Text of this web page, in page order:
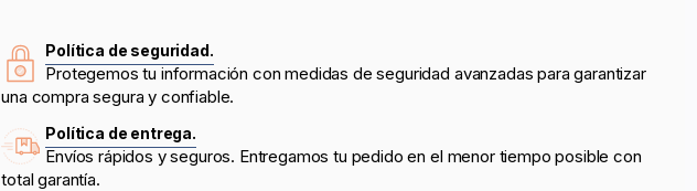
Política de seguridad.
Protegemos tu información con medidas de seguridad avanzadas para garantizar
una compra segura y confiable.
Política de entrega.
Envíos rápidos y seguros. Entregamos tu pedido en el menor tiempo posible con
total garantía.